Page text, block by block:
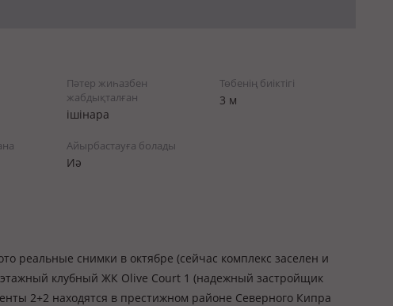
Пәтер жиһазбен
жабдықталған
ішінара
Төбенің биіктігі
3 м
Айырбастауға болады
Иә
реальные снимки в октябре (сейчас комплекс заселен и
клубный ЖК Olive Court 1 (надежный застройщик
2+2 находятся в престижном районе Северного Кипра